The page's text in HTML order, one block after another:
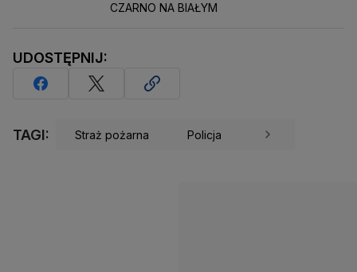
CZARNO NA BIAŁYM
UDOSTĘPNIJ:
TAGI: Straż pożarna Policja